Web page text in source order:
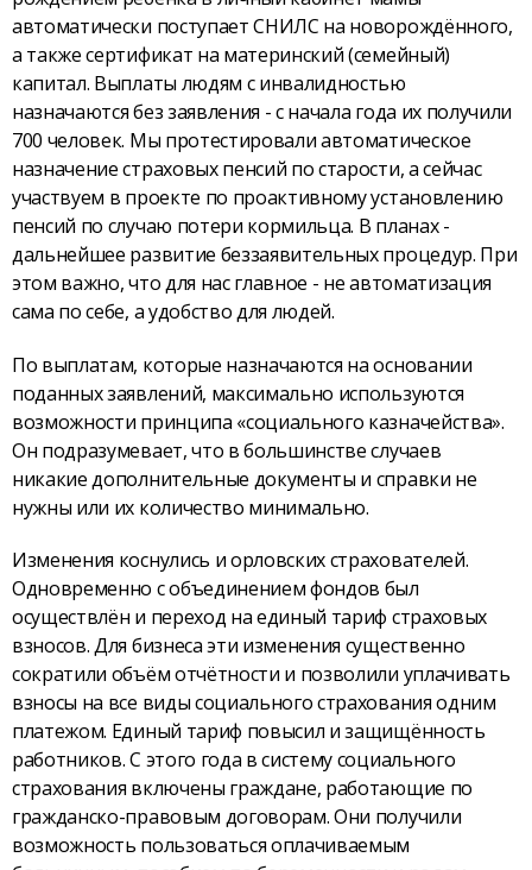
автоматически поступает СНИЛС на новорождённого,
а также сертификат на материнский (семейный)
капитал. Выплаты людям с инвалидностью
назначаются без заявления - с начала года их получили
700 человек. Мы протестировали автоматическое
назначение страховых пенсий по старости, а сейчас
участвуем в проекте по проактивному установлению
пенсий по случаю потери кормильца. В планах -
дальнейшее развитие беззаявительных процедур. При
этом важно, что для нас главное - не автоматизация
сама по себе, а удобство для людей.
По выплатам, которые назначаются на основании
поданных заявлений, максимально используются
возможности принципа «социального казначейства».
Он подразумевает, что в большинстве случаев
никакие дополнительные документы и справки не
нужны или их количество минимально.
Изменения коснулись и орловских страхователей.
Одновременно с объединением фондов был
осуществлён и переход на единый тариф страховых
взносов. Для бизнеса эти изменения существенно
сократили объём отчётности и позволили уплачивать
взносы на все виды социального страхования одним
платежом. Единый тариф повысил и защищённость
работников. С этого года в систему социального
страхования включены граждане, работающие по
гражданско-правовым договорам. Они получили
возможность пользоваться оплачиваемым